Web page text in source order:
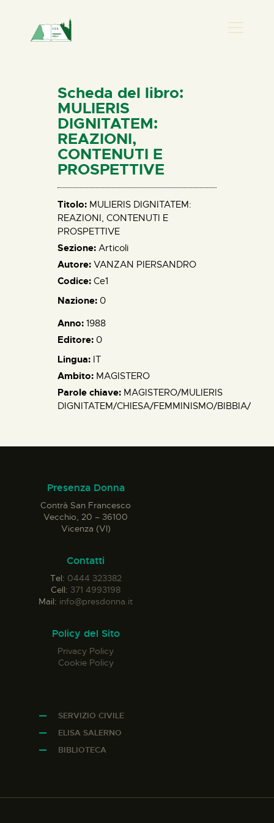
HOME
CHI SIAMO
NEWS
PERCORSI
BIBLIOTECA
CONTATTI
Scheda del libro:
MULIERIS
DIGNITATEM:
REAZIONI,
CONTENUTI E
PROSPETTIVE
Titolo: MULIERIS DIGNITATEM:
REAZIONI, CONTENUTI E
PROSPETTIVE
Sezione: Articoli
Autore: VANZAN PIERSANDRO
Codice: Ce1
Nazione: 0
Anno: 1988
Editore: 0
Lingua: IT
Ambito: MAGISTERO
Parole chiave: MAGISTERO/MULIERIS
DIGNITATEM/CHIESA/FEMMINISMO/BIBBIA/
Presenza Donna
Contrà San Francesco
Vecchio, 20 – 36100
Vicenza (VI)
Contatti
Tel: 0444 323382
Cell: 371 4993198
Mail: info@presdonna.it
Policy del Sito
Privacy Policy
Cookie Policy
SERVIZIO CIVILE
ELISA SALERNO
BIBLIOTECA